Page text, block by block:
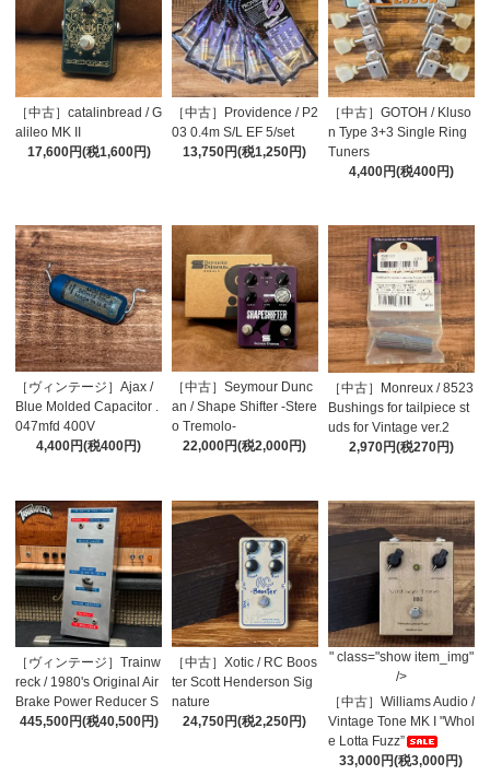
［中古］catalinbread / G
alileo MK II
17,600円(税1,600円)
［中古］Providence / P2
03 0.4m S/L EF 5/set
13,750円(税1,250円)
［中古］GOTOH / Kluso
n Type 3+3 Single Ring
Tuners
4,400円(税400円)
［ヴィンテージ］Ajax /
Blue Molded Capacitor .
047mfd 400V
4,400円(税400円)
［中古］Seymour Dunc
an / Shape Shifter -Stere
o Tremolo-
22,000円(税2,000円)
［中古］Monreux / 8523
Bushings for tailpiece st
uds for Vintage ver.2
2,970円(税270円)
［ヴィンテージ］Trainw
reck / 1980's Original Air
Brake Power Reducer S
N0009
445,500円(税40,500円)
［中古］Xotic / RC Boos
ter Scott Henderson Sig
nature
24,750円(税2,250円)
" class="show item_img"
/>
［中古］Williams Audio /
Vintage Tone MK I "Whol
e Lotta Fuzz”
33,000円(税3,000円)